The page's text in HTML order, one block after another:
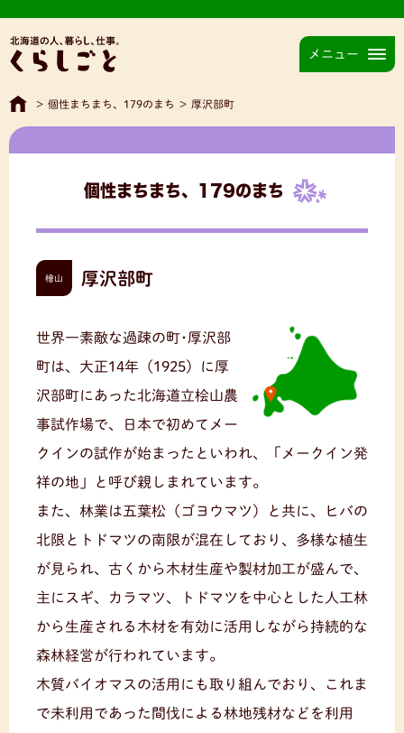
メニュー
> 個性まちまち、179のまち > 厚沢部町
個性まちまち、179のまち
檜山 厚沢部町
世界一素敵な過疎の町･厚沢部
町は、大正14年（1925）に厚
沢部町にあった北海道立桧山農
事試作場で、日本で初めてメー
クインの試作が始まったといわれ、「メークイン発
祥の地」と呼び親しまれています。
また、林業は五葉松（ゴヨウマツ）と共に、ヒバの
北限とトドマツの南限が混在しており、多様な植生
が見られ、古くから木材生産や製材加工が盛んで、
主にスギ、カラマツ、トドマツを中心とした人工林
から生産される木材を有効に活用しながら持続的な
森林経営が行われています。
木質バイオマスの活用にも取り組んでおり、これま
で未利用であった間伐による林地残材などを利用